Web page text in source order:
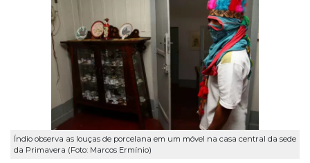
Índio observa as louças de porcelana em um móvel na casa central da sede
da Primavera (Foto: Marcos Ermínio)